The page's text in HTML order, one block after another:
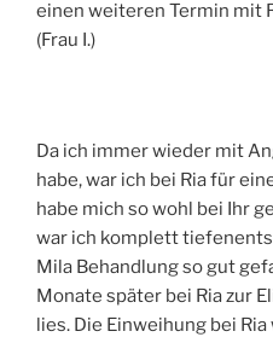
einen weiteren Termin mit
(Frau I.)
Da ich immer wieder mit
habe, war ich bei Ria für
habe mich so wohl bei Ihr
war ich komplett
Mila Behandlung so gut
Monate später bei Ria zur
lies. Die Einweihung bei